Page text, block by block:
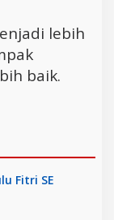
lebih
baik.
Fitri SE